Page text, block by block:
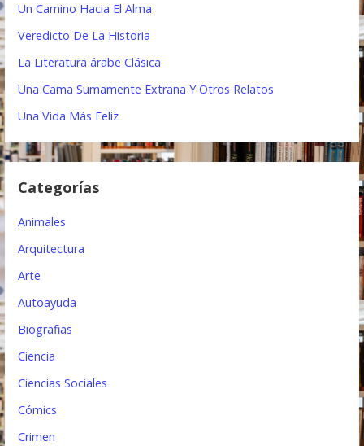
a
ó
d
n
Un Camino Hacia El Alma
Veredicto De La Historia
La Literatura árabe Clásica
Una Cama Sumamente Extrana Y Otros Relatos
Una Vida Más Feliz
Categorías
Animales
Arquitectura
Arte
Autoayuda
Biografias
Ciencia
Ciencias Sociales
Cómics
Crimen